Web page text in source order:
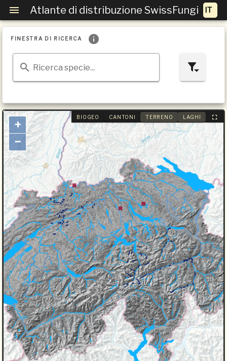
Atlante di distribuzione SwissFungi
FINESTRA DI RICERCA
Ricerca specie...
BIOGEO CANTONI TERRENO LAGHI
+
−